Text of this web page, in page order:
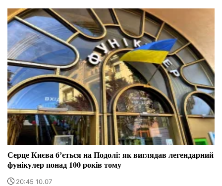
Серце Києва бʼється на Подолі: як виглядав легендарний
фунікулер понад 100 років тому
20:45 10.07